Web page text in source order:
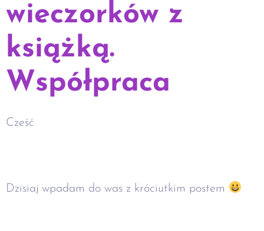
wieczorków z
książką.
Współpraca
Cześć
Dzisiaj wpadam do was z króciutkim postem